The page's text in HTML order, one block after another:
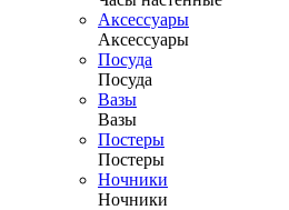
Аксессуары
Аксессуары
Посуда
Посуда
Вазы
Вазы
Постеры
Постеры
Ночники
Ночники